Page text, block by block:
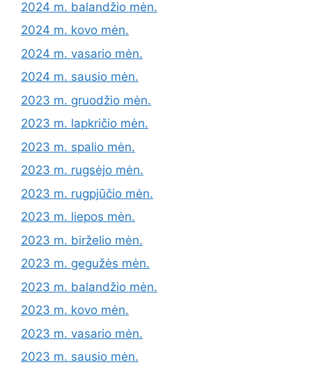
2024 m. balandžio mėn.
2024 m. kovo mėn.
2024 m. vasario mėn.
2024 m. sausio mėn.
2023 m. gruodžio mėn.
2023 m. lapkričio mėn.
2023 m. spalio mėn.
2023 m. rugsėjo mėn.
2023 m. rugpjūčio mėn.
2023 m. liepos mėn.
2023 m. birželio mėn.
2023 m. gegužės mėn.
2023 m. balandžio mėn.
2023 m. kovo mėn.
2023 m. vasario mėn.
2023 m. sausio mėn.